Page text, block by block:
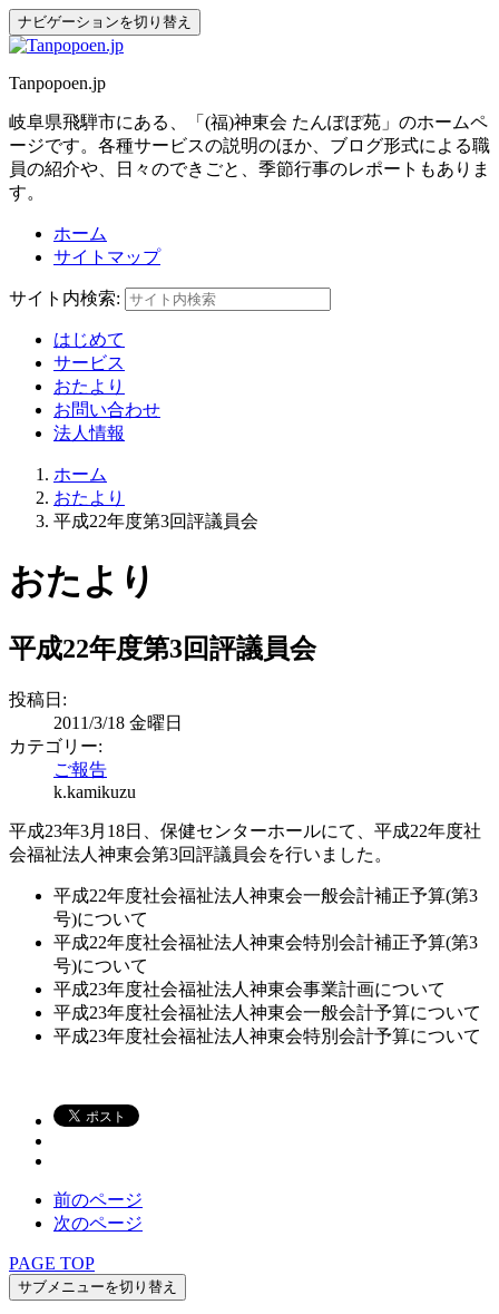
ナビゲーションを切り替え
Tanpopoen.jp
岐阜県飛騨市にある、「(福)神東会 たんぽぽ苑」のホームペ
ージです。各種サービスの説明のほか、ブログ形式による職
員の紹介や、日々のできごと、季節行事のレポートもありま
す。
ホーム
サイトマップ
サイト内検索:
はじめて
サービス
おたより
お問い合わせ
法人情報
ホーム
おたより
平成22年度第3回評議員会
おたより
平成22年度第3回評議員会
投稿日:
2011/3/18 金曜日
カテゴリー:
ご報告
k.kamikuzu
平成23年3月18日、保健センターホールにて、平成22年度社
会福祉法人神東会第3回評議員会を行いました。
平成22年度社会福祉法人神東会一般会計補正予算(第3
号)について
平成22年度社会福祉法人神東会特別会計補正予算(第3
号)について
平成23年度社会福祉法人神東会事業計画について
平成23年度社会福祉法人神東会一般会計予算について
平成23年度社会福祉法人神東会特別会計予算について
前のページ
次のページ
PAGE TOP
サブメニューを切り替え